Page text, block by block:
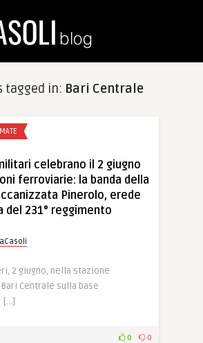
tagged in: Bari Centrale
celebrano il 2 giugno
ferroviarie: la banda della
Pinerolo, erede
del 231° reggimento
2 giugno, nella stazione
Centrale sulla base
[…]
0 0